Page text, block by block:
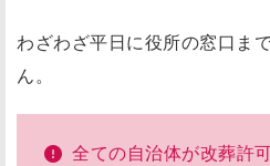
わざわざ平日に役所の窓口ま
ん。
全ての自治体が改葬許